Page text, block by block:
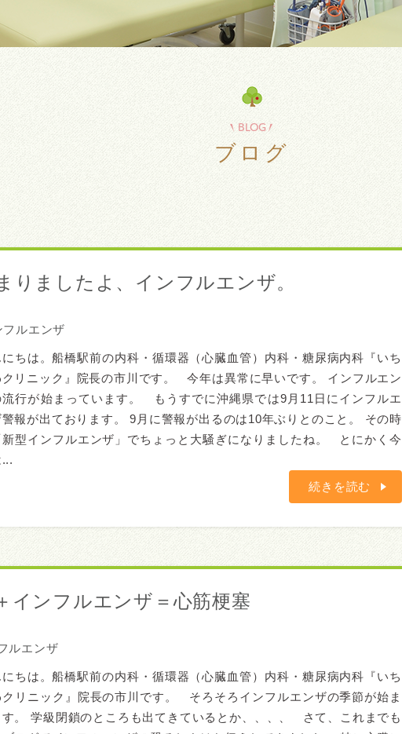
BLOG
ブログ
りましたよ、インフルエンザ。
フルエンザ
にちは。船橋駅前の内科・循環器（心臓血管）内科・糖尿病内科『いち
リニック』院長の市川です。 今年は異常に早いです。 インフルエン
流行が始まっています。 もうすでに沖縄県では9月11日にインフルエ
警報が出ております。 9月に警報が出るのは10年ぶりとのこと。 その時
新型インフルエンザ」でちょっと大騒ぎになりましたね。 とにかく今
続きを読む
インフルエンザ＝心筋梗塞
ルエンザ
にちは。船橋駅前の内科・循環器（心臓血管）内科・糖尿病内科『いち
クリニック』院長の市川です。 そろそろインフルエンザの季節が始ま
す。 学級閉鎖のところも出てきているとか、、、、 さて、これまでも